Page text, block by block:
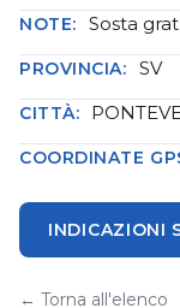
NOTE: Sosta
PROVINCIA: SV
CITTÀ:
COORDINATE
INDICAZIONI
← Torna all'elenco